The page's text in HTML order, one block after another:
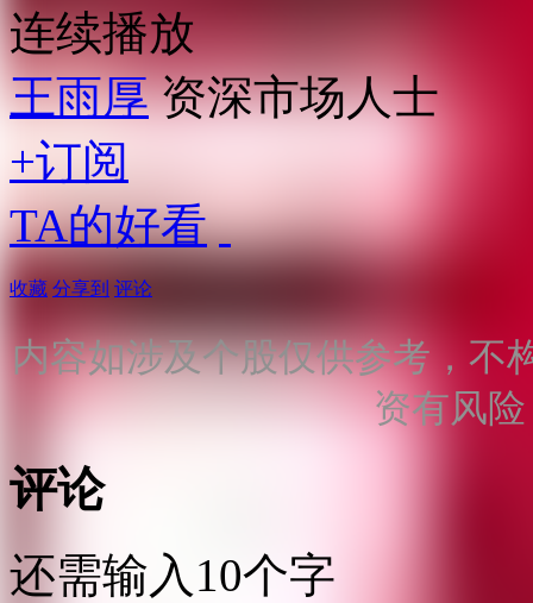
连续播放
王雨厚 资深市场人士
+订阅
TA的好看
收藏 分享到 评论
内容如涉及个股仅供参考，不
资有风
评论
还需输入10个字